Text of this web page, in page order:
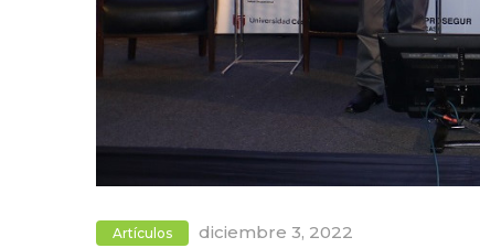
Artículos diciembre 3, 2022